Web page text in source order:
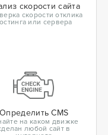
скорости сайта
скорости отклика
или сервера
Определить CMS
на каком движке
любой сайт в